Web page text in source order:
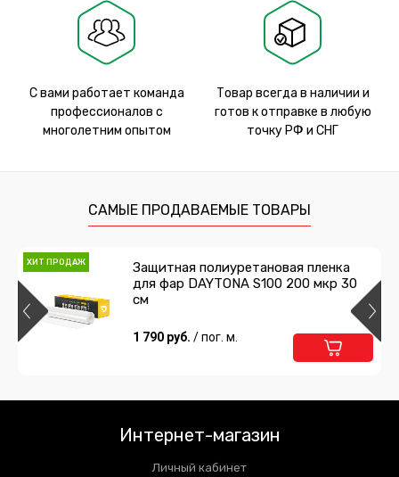
С вами работает команда
профессионалов с
многолетним опытом
Товар всегда в наличии и
готов к отправке в любую
точку РФ и СНГ
САМЫЕ ПРОДАВАЕМЫЕ ТОВАРЫ
ХИТ ПРОДАЖ
Защитная полиуретановая пленка
для фар DAYTONA S100 200 мкр 30
см
1 790 руб. / пог. м.
Интернет-магазин
Личный кабинет